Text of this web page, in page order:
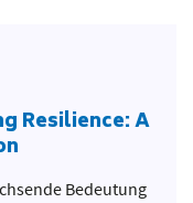
Resilience: A
Bedeutung